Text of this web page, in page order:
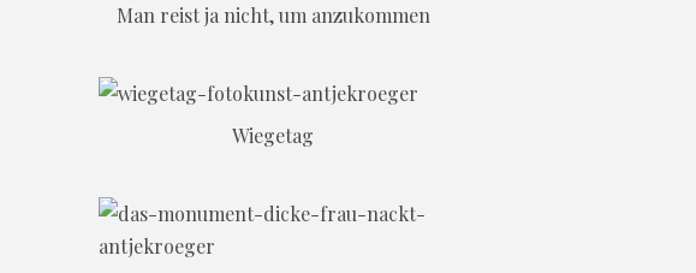
Man reist ja nicht, um anzukommen
Wiegetag